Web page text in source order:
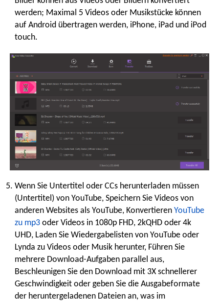
werden; Maximal 5 Videos oder Musikstücke können
auf Android übertragen werden, iPhone, iPad und iPod
touch.
Wenn Sie Untertitel oder CCs herunterladen müssen
(Untertitel) von YouTube, Speichern Sie Videos von
anderen Websites als YouTube, Konvertieren YouTube
zu mp3 oder Videos in 1080p FHD, 2kQHD oder 4k
UHD, Laden Sie Wiedergabelisten von YouTube oder
Lynda zu Videos oder Musik herunter, Führen Sie
mehrere Download-Aufgaben parallel aus,
Beschleunigen Sie den Download mit 3X schnellerer
Geschwindigkeit oder geben Sie die Ausgabeformate
der heruntergeladenen Dateien an, was im